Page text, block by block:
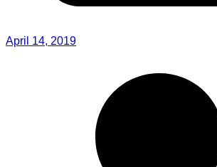
April 14, 2019